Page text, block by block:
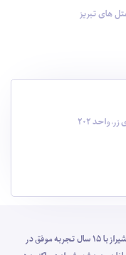
های تبریز
واحد 202
شرکت خدمات گردشگری و مسافرت هوایی شناسا گشت شیراز با 15 سال تجربه موفق در